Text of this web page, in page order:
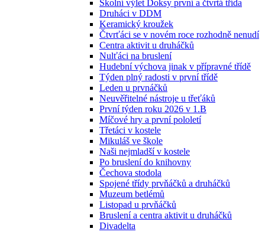
Školní výlet Doksy první a čtvrtá třída
Druháci v DDM
Keramický kroužek
Čtvrťáci se v novém roce rozhodně nenudí
Centra aktivit u druháčků
Nulťáci na bruslení
Hudební výchova jinak v přípravné třídě
Týden plný radosti v první třídě
Leden u prvnáčků
Neuvěřitelné nástroje u třeťáků
První týden roku 2026 v 1.B
Míčové hry a první pololetí
Třetáci v kostele
Mikuláš ve škole
Naši nejmladší v kostele
Po bruslení do knihovny
Čechova stodola
Spojené třídy prvňáčků a druháčků
Muzeum betlémů
Listopad u prvňáčků
Bruslení a centra aktivit u druháčků
Divadelta